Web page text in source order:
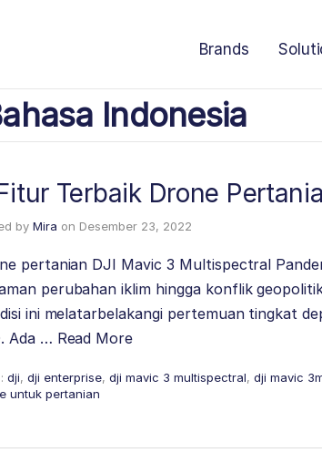
Brands
Indonesia
Terbaik Drone
by Mira on Desember 23, 2022
pertanian DJI Mavic 3 Multispectral
perubahan iklim hingga konflik
ini melatarbelakangi pertemuan tingkat
Ada … Read More
dji, dji enterprise, dji mavic 3 multispectral, dji mavic
untuk pertanian